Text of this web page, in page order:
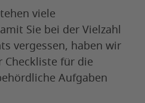
viele
Sie bei der Vielzahl
vergessen, haben wir
Checkliste für die
Aufgaben